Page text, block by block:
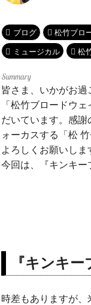
ブログ 松竹ブロ
ミュージカル 松
皆さま、いかがお過
「松竹ブロードウ
だいています。感
ォーカスする「松
よろしくお願いし
今回は、『キンキ
『キンキ
時差もありますが